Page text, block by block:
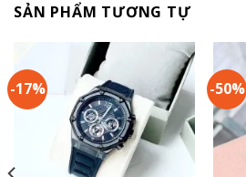
SẢN PHẨM TƯƠNG TỰ
-17% -50%